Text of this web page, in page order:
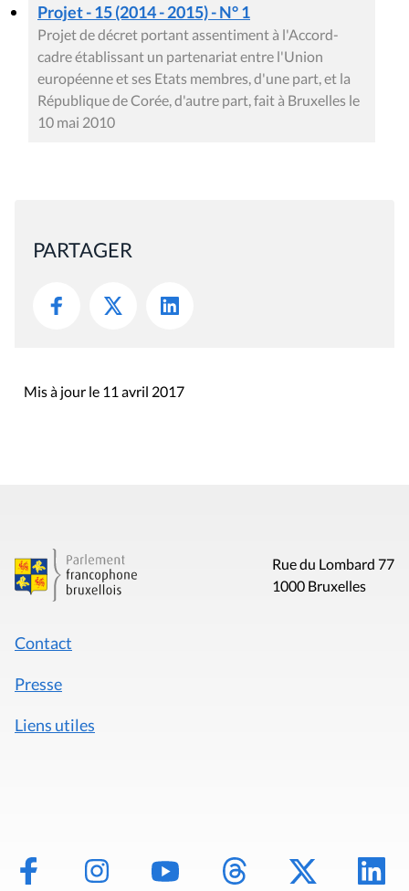
Projet - 15 (2014 - 2015) - N° 1
Projet de décret portant assentiment à l'Accord-
cadre établissant un partenariat entre l'Union
européenne et ses Etats membres, d'une part, et la
République de Corée, d'autre part, fait à Bruxelles le
10 mai 2010
PARTAGER
Mis à jour le 11 avril 2017
Rue du Lombard 77
1000 Bruxelles
Contact
Presse
Liens utiles